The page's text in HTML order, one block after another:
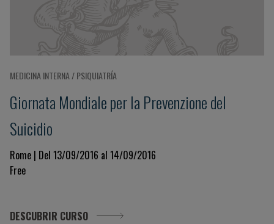
MEDICINA INTERNA / PSIQUIATRÍA
Giornata Mondiale per la Prevenzione del
Suicidio
Rome | Del 13/09/2016 al 14/09/2016
Free
DESCUBRIR CURSO